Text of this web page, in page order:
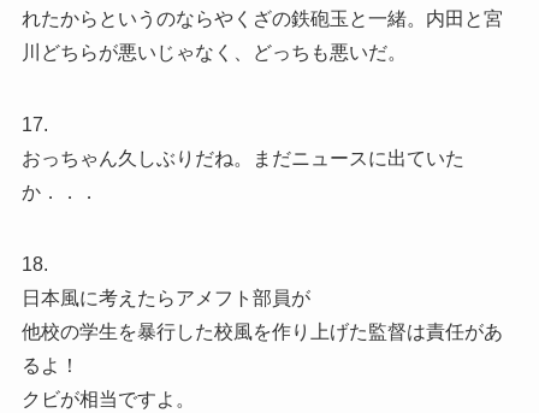
れたからというのならやくざの鉄砲玉と一緒。内田と宮
川どちらが悪いじゃなく、どっちも悪いだ。
17.
おっちゃん久しぶりだね。まだニュースに出ていた
か．．．
18.
日本風に考えたらアメフト部員が
他校の学生を暴行した校風を作り上げた監督は責任があ
るよ！
クビが相当ですよ。